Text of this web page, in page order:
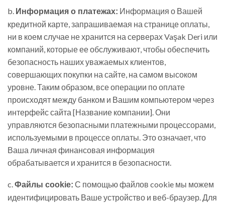
b. Информация о платежах: Информация о Вашей
кредитной карте, запрашиваемая на странице оплаты,
ни в коем случае не хранится на серверах Vaşak Deri или
компаний, которые ее обслуживают, чтобы обеспечить
безопасность наших уважаемых клиентов,
совершающих покупки на сайте, на самом высоком
уровне. Таким образом, все операции по оплате
происходят между банком и Вашим компьютером через
интерфейс сайта [Название компании]. Они
управляются безопасными платежными процессорами,
используемыми в процессе оплаты. Это означает, что
Ваша личная финансовая информация
обрабатывается и хранится в безопасности.
c.Файлы cookie: С помощью файлов cookie мы можем
идентифицировать Ваше устройство и веб-браузер. Для